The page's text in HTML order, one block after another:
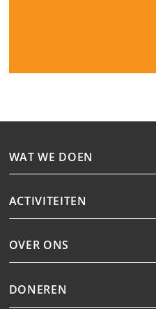
WAT WE DOEN
ACTIVITEITEN
OVER ONS
DONEREN